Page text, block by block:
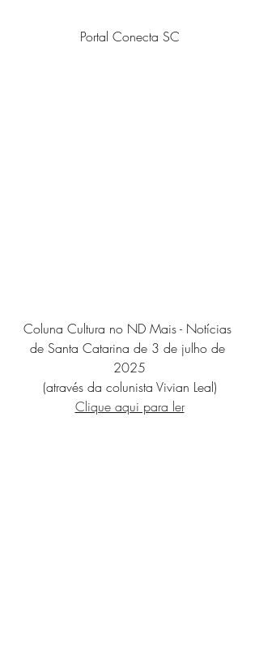
Portal Conecta SC
Coluna Cultura no ND Mais - Notícias
de Santa Catarina de 3 de julho de
2025
(através da colunista Vivian Leal)
Clique aqui para ler